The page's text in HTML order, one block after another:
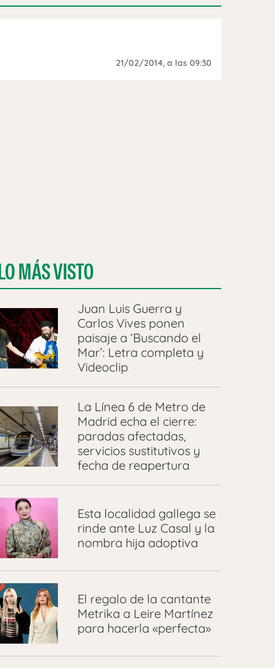
21/02/2014, a las 09:30
MÁS VISTO
Juan Luis Guerra y
Carlos Vives ponen
paisaje a ‘Buscando el
Mar’: Letra completa y
Videoclip
La Línea 6 de Metro de
Madrid echa el cierre:
paradas afectadas,
servicios sustitutivos y
fecha de reapertura
Esta localidad gallega se
rinde ante Luz Casal y la
nombra hija adoptiva
El regalo de la cantante
Metrika a Leire Martínez
para hacerla «perfecta»